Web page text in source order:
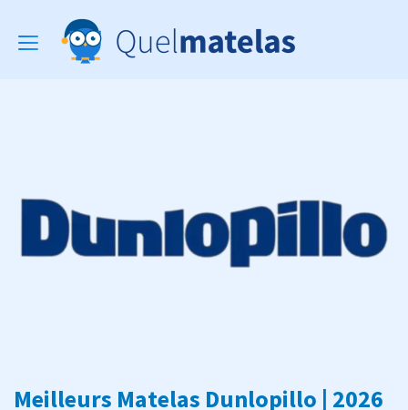
Toggle
navigation
Meilleurs Matelas Dunlopillo | 2026